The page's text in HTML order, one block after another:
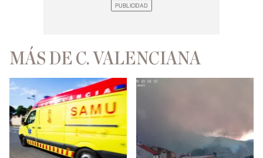
MÁS DE C. VALENCIANA